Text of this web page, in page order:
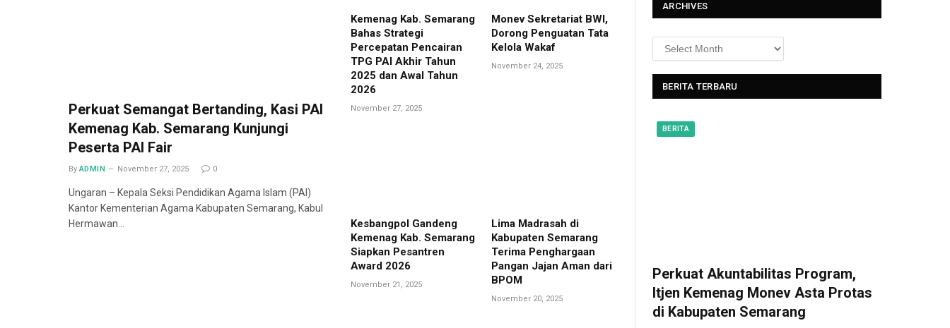
Perkuat Semangat Bertanding, Kasi PAI
Kemenag Kab. Semarang Kunjungi
Peserta PAI Fair
By ADMIN November 27, 2025 0
Ungaran – Kepala Seksi Pendidikan Agama Islam (PAI)
Kantor Kementerian Agama Kabupaten Semarang, Kabul
Hermawan…
Kemenag Kab. Semarang
Bahas Strategi
Percepatan Pencairan
TPG PAI Akhir Tahun
2025 dan Awal Tahun
2026
November 27, 2025
Monev Sekretariat BWI,
Dorong Penguatan Tata
Kelola Wakaf
November 24, 2025
Kesbangpol Gandeng
Kemenag Kab. Semarang
Siapkan Pesantren
Award 2026
November 21, 2025
Lima Madrasah di
Kabupaten Semarang
Terima Penghargaan
Pangan Jajan Aman dari
BPOM
November 20, 2025
ARCHIVES
BERITA TERBARU
BERITA
Perkuat Akuntabilitas Program,
Itjen Kemenag Monev Asta Protas
di Kabupaten Semarang